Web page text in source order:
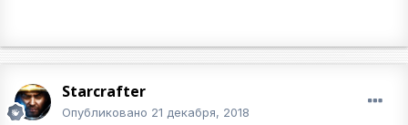
Starcrafter
Опубликовано 21 декабря, 2018